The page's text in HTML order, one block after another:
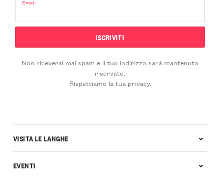
Email
Non riceverai mai spam e il tuo indirizzo sarà mantenuto
riservato.
Rispettiamo la tua privacy.
VISITA LE LANGHE
EVENTI